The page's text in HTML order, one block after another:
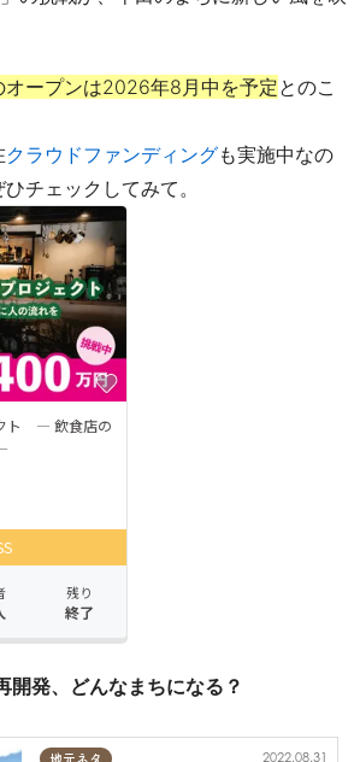
オープンは2026年8月中を予定とのこ
クラウドファンディングも実施中なの
チェックしてみて。
発、どんなまちになる？
地元ネタ 2022.08.31